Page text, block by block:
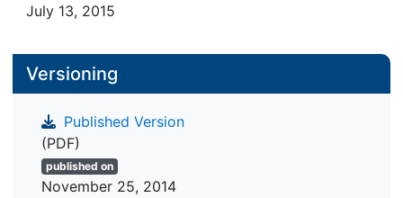
July 13, 2015
Versioning
Published Version
(PDF)
published on
November 25, 2014